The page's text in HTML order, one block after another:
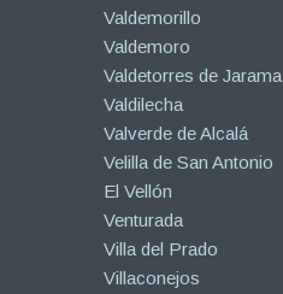
Valdemorillo
Valdemoro
Valdetorres de Jarama
Valdilecha
Valverde de Alcalá
Velilla de San Antonio
El Vellón
Venturada
Villa del Prado
Villaconejos